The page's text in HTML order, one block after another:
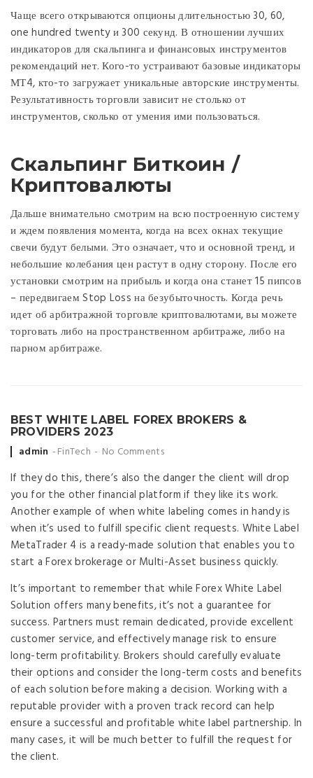
Чаще всего открываются опционы длительностью 30, 60,
one hundred twenty и 300 секунд. В отношении лучших
индикаторов для скальпинга и финансовых инструментов
рекомендаций нет. Кого-то устраивают базовые индикаторы
МТ4, кто-то загружает уникальные авторские инструменты.
Результативность торговли зависит не столько от
инструментов, сколько от умения ими пользоваться.
Скальпинг Биткоин /
Криптовалюты
Дальше внимательно смотрим на всю построенную систему
и ждем появления момента, когда на всех окнах текущие
свечи будут белыми. Это означает, что и основной тренд, и
небольшие колебания цен растут в одну сторону. После его
установки смотрим на прибыль и когда она станет 15 пипсов
– передвигаем Stop Loss на безубыточность. Когда речь
идет об арбитражной торговле криптовалютами, вы можете
торговать либо на пространственном арбитраже, либо на
парном арбитраже.
BEST WHITE LABEL FOREX BROKERS &
PROVIDERS 2023
Posted
admin FinTech No Comments
If they do this, there’s also the danger the client will drop
you for the other financial platform if they like its work.
Another example of when white labeling comes in handy is
when it’s used to fulfill specific client requests. White Label
MetaTrader 4 is a ready-made solution that enables you to
start a Forex brokerage or Multi-Asset business quickly.
It’s important to remember that while Forex White Label
Solution offers many benefits, it’s not a guarantee for
success. Partners must remain dedicated, provide excellent
customer service, and effectively manage risk to ensure
long-term profitability. Brokers should carefully evaluate
their options and consider the long-term costs and benefits
of each solution before making a decision. Working with a
reputable provider with a proven track record can help
ensure a successful and profitable white label partnership. In
many cases, it will be much better to fulfill the request for
the client.